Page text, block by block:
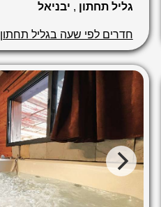
גליל תחתון , יבניאל
חדרים לפי שעה בגליל תחתון